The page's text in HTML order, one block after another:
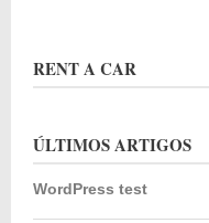
RENT A CAR
ÚLTIMOS ARTIGOS
WordPress test